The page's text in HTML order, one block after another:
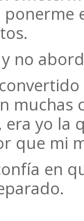
no
muchas
yo la
que mi
en